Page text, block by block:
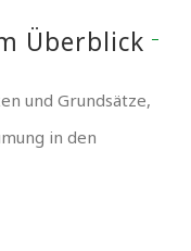
Überblick
und Grundsätze,
in den